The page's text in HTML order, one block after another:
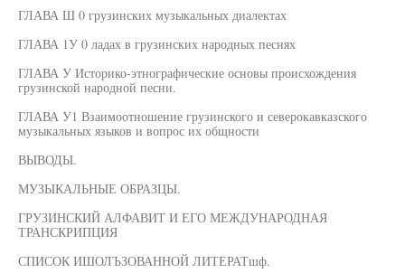
ГЛАВА Ш 0 грузинских музыкальных диалектах
ГЛАВА 1У 0 ладах в грузинских народных песнях
ГЛАВА У Историко-этнографические основы происхождения
грузинской народной песни.
ГЛАВА У1 Взаимоотношение грузинского и северокавказского
музыкальных языков и вопрос их общности
ВЫВОДЫ.
МУЗЫКАЛЬНЫЕ ОБРАЗЦЫ.
ГРУЗИНСКИЙ АЛФАВИТ И ЕГО МЕЖДУНАРОДНАЯ
ТРАНСКРИПЦИЯ
СПИСОК ИШОЛЪЗОВАННОЙ ЛИТЕРАТшф.